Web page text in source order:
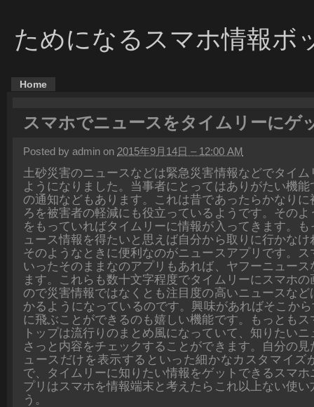
ためになるスマホ情報ボ
Home
スマホでニュースをタイムリーにゲ
Posted by admin on 2015年9月14日 – 12:00 AM
土砂災害のニュースなどは緊急災害情報などでタイ
ようになりました。当事者にとってはありがたい機
の通知などもあります。これは昔であったらかなりに
ろを被害者の軽減にも役立っているようです。その
をもっていればタイムリーに情報が入ってきます。
ュース情報を得たいと思えば自分から取りに行かな
そのようなときに便利なのがニュースアプリです。
いったそのままなのアプリもあれば、ヤフーニュー
ます。これらも数十文字程度でタイムリーにスマホ
ので災害情報ではなくとも注目度の高いニュースなど
かるようになっているのです。興味があればそこか
に飛ぶことができるのも嬉しい機能です。もっとも
トップは流行りのまとめ風になっていて、知りたい
さっと内容をチェックすることができます。自分の
ュースだけを表示するといった細かなカスタマイズ
で、タイムリーに知りたい情報をゲットできるスマ
プリはスマホを情報端末と考えたらこれ以上ない使
う。